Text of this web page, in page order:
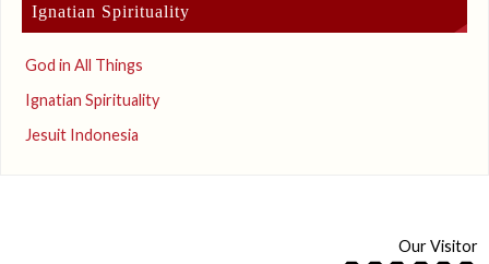
Ignatian Spirituality
God in All Things
Ignatian Spirituality
Jesuit Indonesia
Our Visitor